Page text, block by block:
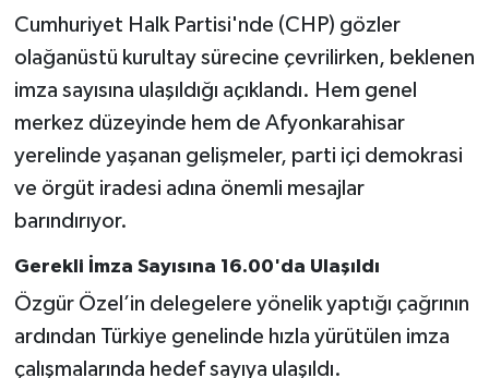
Cumhuriyet Halk Partisi'nde (CHP) gözler
olağanüstü kurultay sürecine çevrilirken, beklenen
imza sayısına ulaşıldığı açıklandı. Hem genel
merkez düzeyinde hem de Afyonkarahisar
yerelinde yaşanan gelişmeler, parti içi demokrasi
ve örgüt iradesi adına önemli mesajlar
barındırıyor.
Gerekli İmza Sayısına 16.00'da Ulaşıldı
Özgür Özel’in delegelere yönelik yaptığı çağrının
ardından Türkiye genelinde hızla yürütülen imza
çalışmalarında hedef sayıya ulaşıldı.